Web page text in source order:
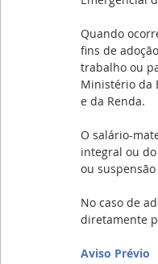
Quando
fins de
trabalho ou
Ministério da
e da Renda.
O salário-
integral ou
ou
No caso de
diretamente
Aviso Prévio